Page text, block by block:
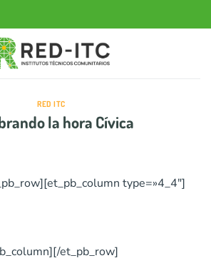
RED ITC
la hora Cívica
type=»4_4″]
et_pb_row]